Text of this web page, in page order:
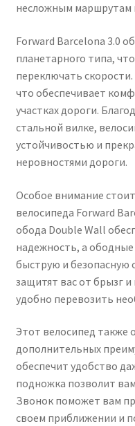
несложным маршрутам
Forward Barcelona 3.0
планетарного типа,
переключать
что обеспечивает
участках дороги.
стальной вилке,
устойчивостью и
неровностями дороги.
Особое внимание
велосипеда Forward
обода Double Wall
надежность, а
быструю и безопасную
защитят вас от брызг
удобно перевозить
Этот велосипед также
дополнительных
обеспечит удобство
подножка позволит
Звонок поможет вам
своем приближении и